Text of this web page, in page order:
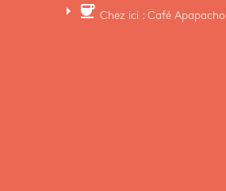
arrow_right coffee Chez ici : Café Apapacho